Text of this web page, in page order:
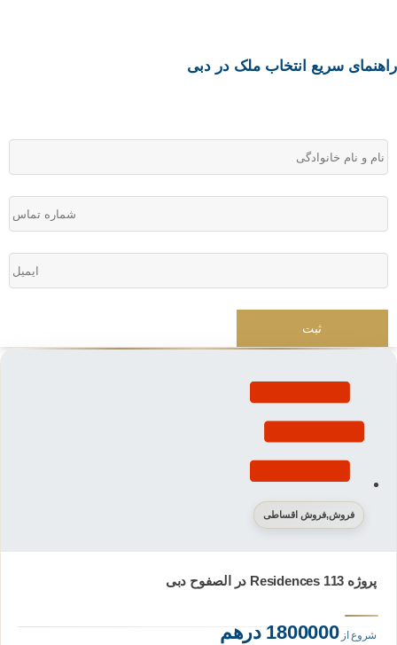
سریع انتخاب ملک در دبی
پروژه 113 Residences در الصفوح دبی
فروش,فروش اقساطی
شروع از 1800000 درهم